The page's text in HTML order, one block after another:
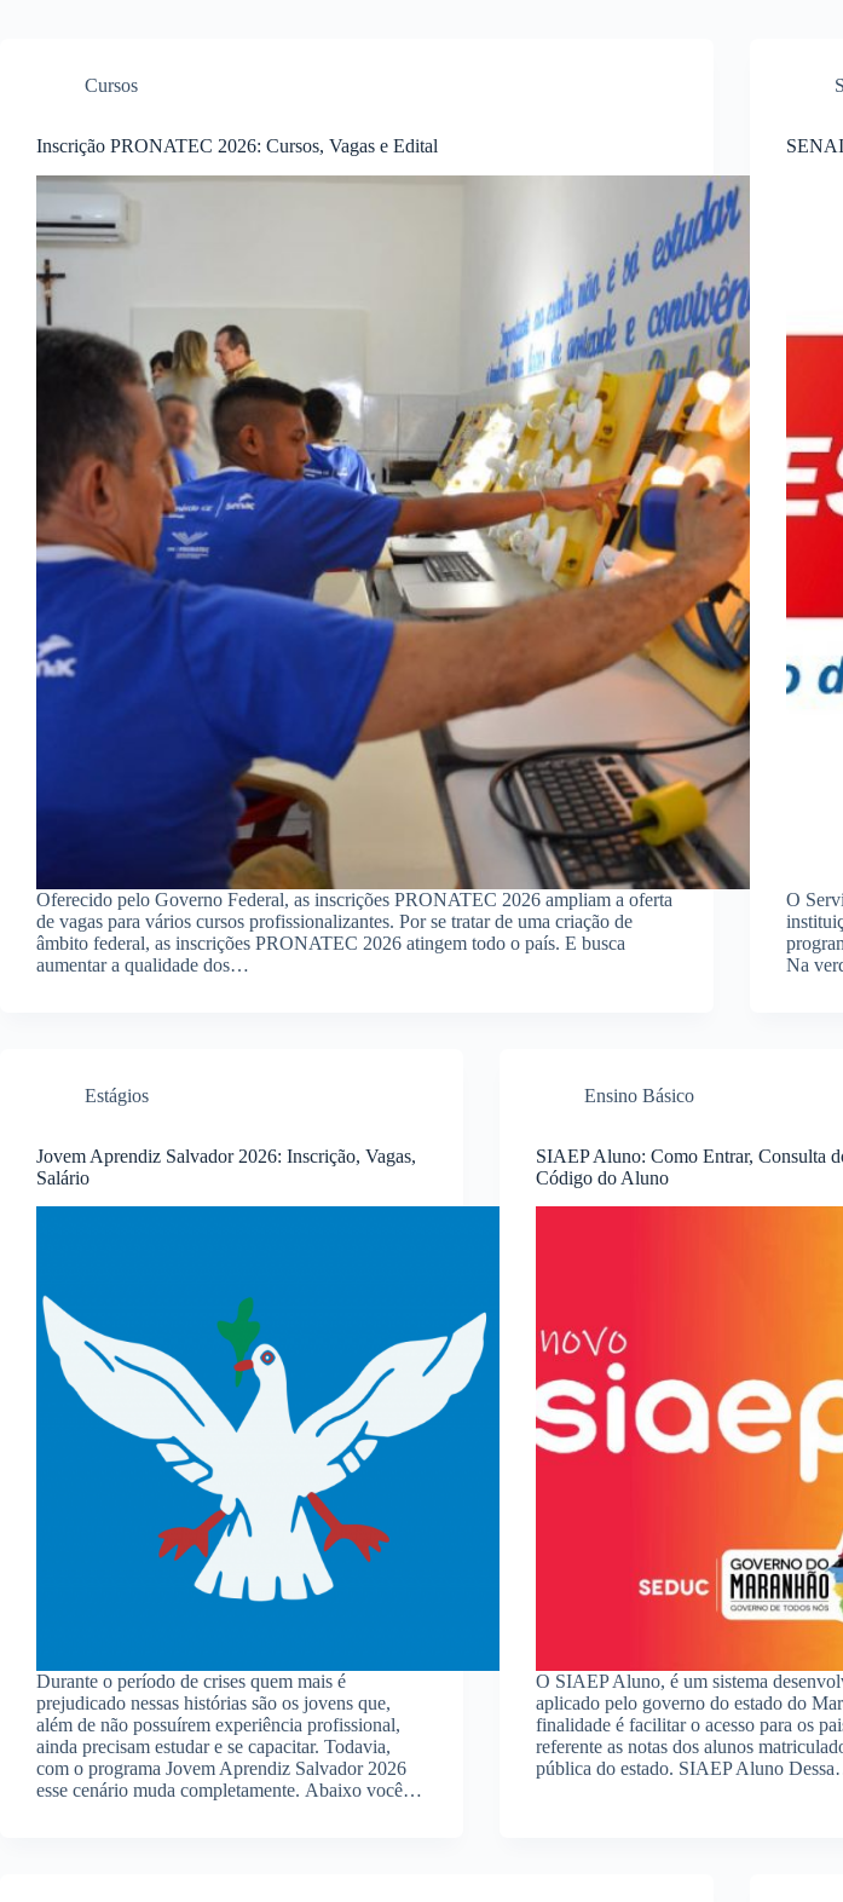
Cursos
Inscrição PRONATEC 2026: Cursos, Vagas e Edital
Oferecido pelo Governo Federal, as inscrições PRONATEC 2026 ampliam a oferta
de vagas para vários cursos profissionalizantes. Por se tratar de uma criação de
âmbito federal, as inscrições PRONATEC 2026 atingem todo o país. E busca
aumentar a qualidade dos…
O
Na
Estágios
Jovem Aprendiz Salvador 2026: Inscrição, Vagas,
Salário
Durante o período de crises quem mais é
prejudicado nessas histórias são os jovens que,
além de não possuírem experiência profissional,
ainda precisam estudar e se capacitar. Todavia,
com o programa Jovem Aprendiz Salvador 2026
esse cenário muda completamente. Abaixo você…
Ensino Básico
SIAEP Aluno: Como Entrar, Consulta
Código do Aluno
O SIAEP Aluno, é um sistema
aplicado pelo governo do estado do
finalidade é facilitar o acesso para os
referente as notas dos alunos
pública do estado. SIAEP Aluno